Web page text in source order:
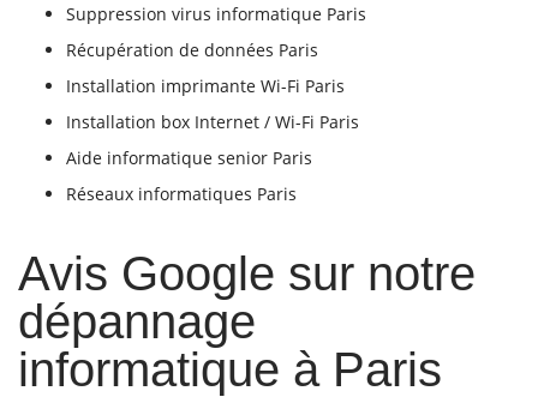
Suppression virus informatique Paris
Récupération de données Paris
Installation imprimante Wi-Fi Paris
Installation box Internet / Wi-Fi Paris
Aide informatique senior Paris
Réseaux informatiques Paris
Avis Google sur notre
dépannage
informatique à Paris